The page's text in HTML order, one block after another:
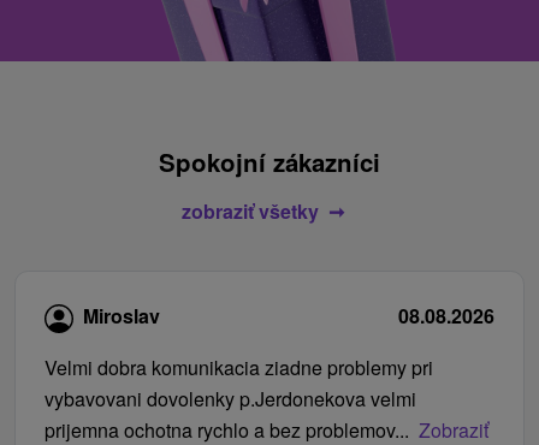
Spokojní zákazníci
zobraziť všetky
Miroslav
08.08.2026
Velmi dobra komunikacia ziadne problemy pri
vybavovani dovolenky p.Jerdonekova velmi
prijemna ochotna rychlo a bez problemov... Zobraziť